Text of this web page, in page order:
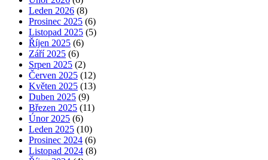
Leden 2026 (8)
Prosinec 2025 (6)
Listopad 2025 (5)
Říjen 2025 (6)
Září 2025 (6)
Srpen 2025 (2)
Červen 2025 (12)
Květen 2025 (13)
Duben 2025 (9)
Březen 2025 (11)
Únor 2025 (6)
Leden 2025 (10)
Prosinec 2024 (6)
Listopad 2024 (8)